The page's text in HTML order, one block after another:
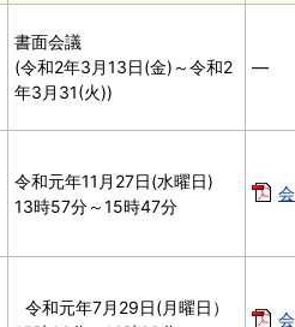
書面会議
(令和2年3月13日(金)～令和2
年3月31(火))
―
令和元年11月27日(水曜日)
13時57分～15時47分
令和元年7月29日(月曜日）